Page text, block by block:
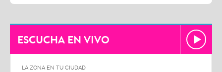
ESCUCHA EN VIVO
LA ZONA EN TU CIUDAD